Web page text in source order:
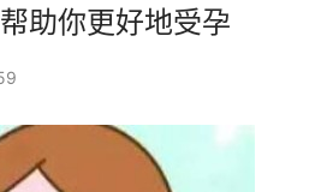
助你更好地受孕